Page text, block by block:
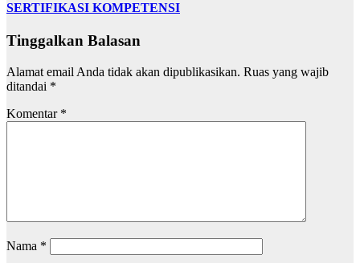
SERTIFIKASI KOMPETENSI
Tinggalkan Balasan
Alamat email Anda tidak akan dipublikasikan. Ruas yang wajib
ditandai *
Komentar *
Nama *